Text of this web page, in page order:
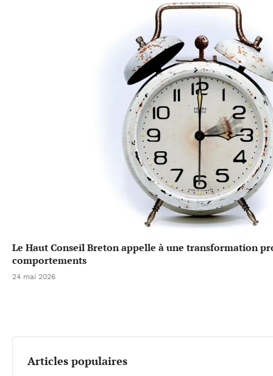
Le Haut Conseil Breton appelle à une transformation
comportements
24 mai 2026
Articles populaires